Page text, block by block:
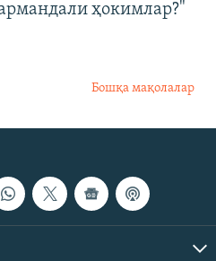
ҳокимлар?"
Бошқа мақолалар